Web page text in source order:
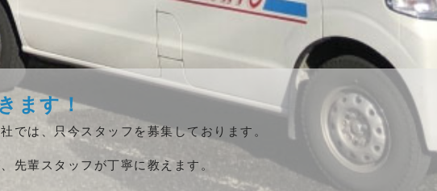
ます！
では、只今スタッフを募集しております。
先輩スタッフが丁寧に教えます。